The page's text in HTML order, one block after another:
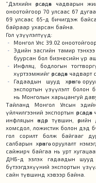
“Дэлхийн өрсөлдөх чадварын
оноотойгоор 70 улсаас 67
69 улсаас 65-д бичигдэж
байраар ухарсан байна.
Гол үзүүлэлтүүд:
Монгол Улс 39.02
Эдийн засгийн тамир
буурсан бол бизнесийн үр
Инфляц, бодлогын
хүртээмжийг өрсөлдөх чадварт
Гадаадын шууд хөрөнгө
экспортын үзүүлэлт болон
нь Монголын харьцангуй
Тайланд Монгол Улсын эдийн
үйлчилгээний экспортын
инфляцын өндөр түвшин,
хомсдол, ложистик болон дэд
гол сорилт болж байгааг
салбарын хөрөнгө оруулалт
сайжирч байгаа нь урт
ДНБ-д эзлэх гадаадын шууд
бүтээгдэхүүний экспортын
сайн түвшинд хэвээр байна.